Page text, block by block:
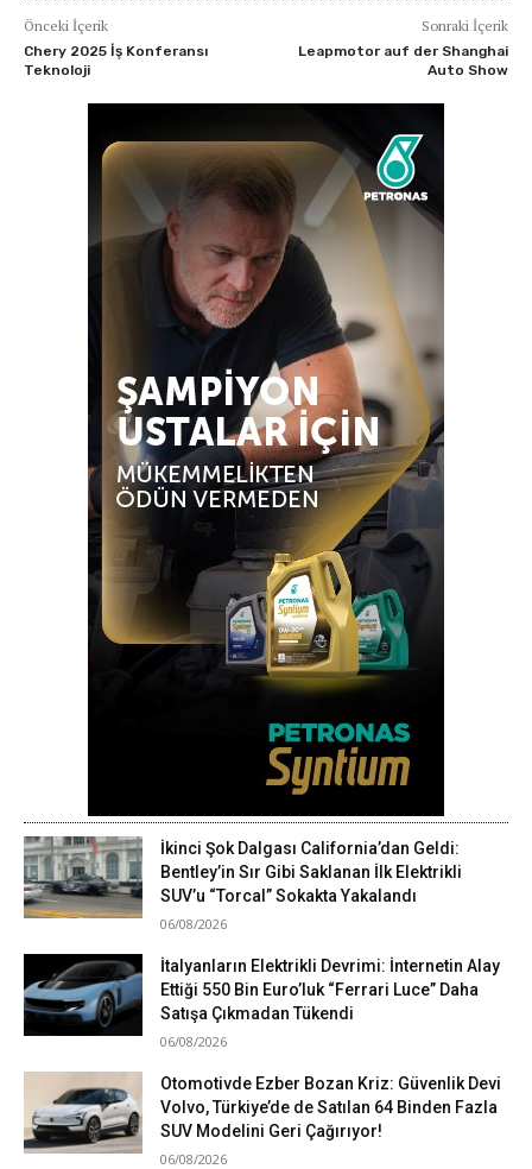
Önceki İçerik
Chery 2025 İş Konferansı
Teknoloji
Sonraki İçerik
Leapmotor auf der Shanghai
Auto Show
İkinci Şok Dalgası California’dan Geldi:
Bentley’in Sır Gibi Saklanan İlk Elektrikli
SUV’u “Torcal” Sokakta Yakalandı
06/08/2026
İtalyanların Elektrikli Devrimi: İnternetin Alay
Ettiği 550 Bin Euro’luk “Ferrari Luce” Daha
Satışa Çıkmadan Tükendi
06/08/2026
Otomotivde Ezber Bozan Kriz: Güvenlik Devi
Volvo, Türkiye’de de Satılan 64 Binden Fazla
SUV Modelini Geri Çağırıyor!
06/08/2026